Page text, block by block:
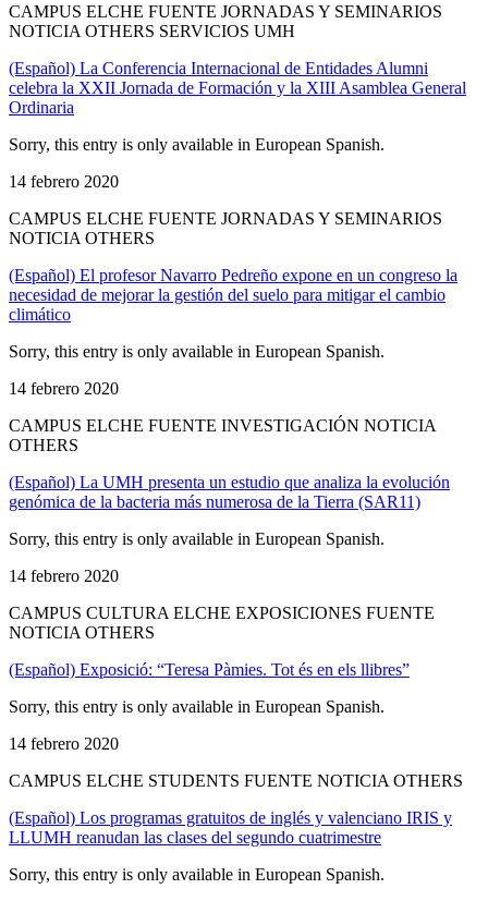
CAMPUS ELCHE FUENTE JORNADAS Y SEMINARIOS
NOTICIA OTHERS SERVICIOS UMH
(Español) La Conferencia Internacional de Entidades Alumni
celebra la XXII Jornada de Formación y la XIII Asamblea General
Ordinaria
Sorry, this entry is only available in European Spanish.
14 febrero 2020
CAMPUS ELCHE FUENTE JORNADAS Y SEMINARIOS
NOTICIA OTHERS
(Español) El profesor Navarro Pedreño expone en un congreso la
necesidad de mejorar la gestión del suelo para mitigar el cambio
climático
Sorry, this entry is only available in European Spanish.
14 febrero 2020
CAMPUS ELCHE FUENTE INVESTIGACIÓN NOTICIA
OTHERS
(Español) La UMH presenta un estudio que analiza la evolución
genómica de la bacteria más numerosa de la Tierra (SAR11)
Sorry, this entry is only available in European Spanish.
14 febrero 2020
CAMPUS CULTURA ELCHE EXPOSICIONES FUENTE
NOTICIA OTHERS
(Español) Exposició: “Teresa Pàmies. Tot és en els llibres”
Sorry, this entry is only available in European Spanish.
14 febrero 2020
CAMPUS ELCHE STUDENTS FUENTE NOTICIA OTHERS
(Español) Los programas gratuitos de inglés y valenciano IRIS y
LLUMH reanudan las clases del segundo cuatrimestre
Sorry, this entry is only available in European Spanish.